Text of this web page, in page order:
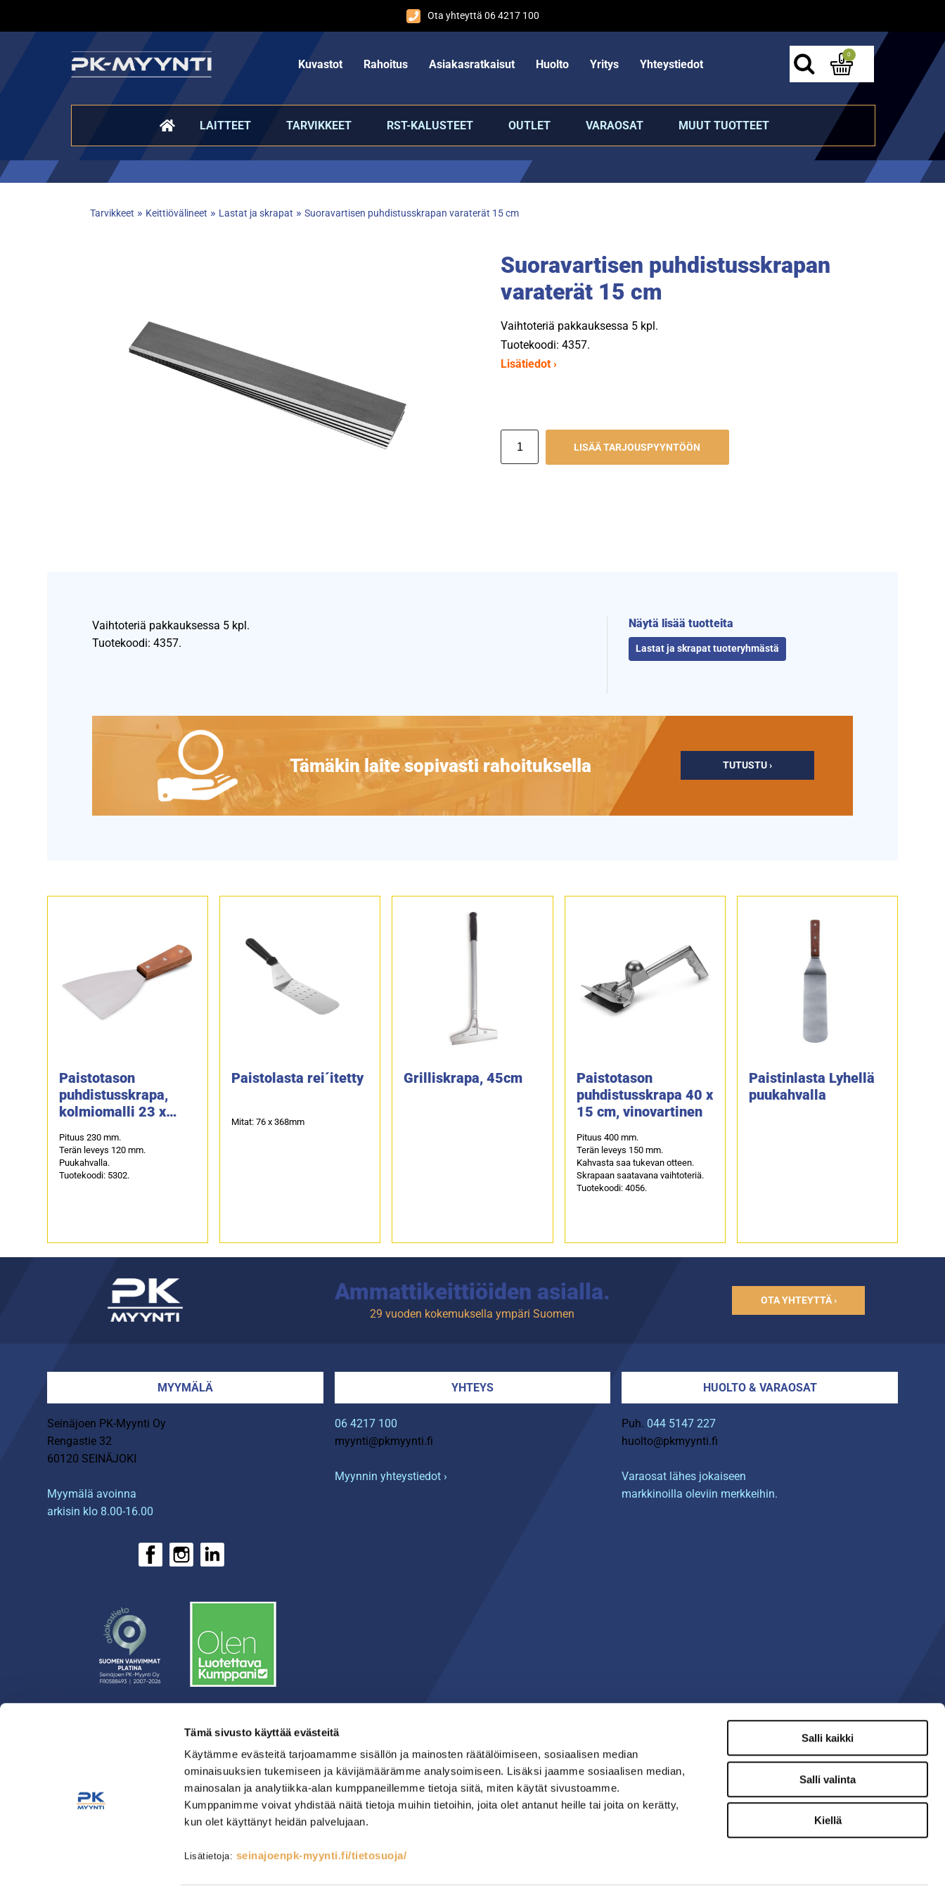
Tämä sivusto käyttää evästeitä
Käytämme evästeitä tarjoamamme sisällön ja mainosten räätälöimiseen, sosiaalisen median
ominaisuuksien tukemiseen ja kävijämäärämme analysoimiseen. Lisäksi jaamme sosiaalisen median,
mainosalan ja analytiikka-alan kumppaneillemme tietoja siitä, miten käytät sivustoamme.
Kumppanimme voivat yhdistää näitä tietoja muihin tietoihin, joita olet antanut heille tai joita on kerätty,
kun olet käyttänyt heidän palvelujaan.
Lisätietoja: seinajoenpk-myynti.fi/tietosuoja/
Salli kaikki
Salli valinta
Kiellä
Ota yhteyttä 06 4217 100
Kuvastot Rahoitus Asiakasratkaisut Huolto Yritys Yhteystiedot
0
LAITTEET TARVIKKEET RST-KALUSTEET OUTLET VARAOSAT MUUT TUOTTEET
Tarvikkeet » Keittiövälineet » Lastat ja skrapat » Suoravartisen puhdistusskrapan varaterät 15 cm
Suoravartisen puhdistusskrapan
varaterät 15 cm
Vaihtoteriä pakkauksessa 5 kpl.
Tuotekoodi: 4357.
Lisätiedot ›
LISÄÄ TARJOUSPYYNTÖÖN
Vaihtoteriä pakkauksessa 5 kpl.
Tuotekoodi: 4357.
Näytä lisää tuotteita
Lastat ja skrapat tuoteryhmästä
Tämäkin laite sopivasti rahoituksella TUTUSTU ›
Paistotason
puhdistusskrapa,
kolmiomalli 23 x
Pituus 230 mm.
Terän leveys 120 mm.
Puukahvalla.
Tuotekoodi: 5302.
Paistolasta rei´itetty
Mitat: 76 x 368mm
Grilliskrapa, 45cm
Paistotason
puhdistusskrapa 40 x
15 cm, vinovartinen
Pituus 400 mm.
Terän leveys 150 mm.
Kahvasta saa tukevan otteen.
Skrapaan saatavana vaihtoteriä.
Tuotekoodi: 4056.
Paistinlasta Lyhellä
puukahvalla
Ammattikeittiöiden asialla.
29 vuoden kokemuksella ympäri Suomen
OTA YHTEYTTÄ ›
MYYMÄLÄ
Seinäjoen PK-Myynti Oy
Rengastie 32
60120 SEINÄJOKI
Myymälä avoinna
arkisin klo 8.00-16.00
YHTEYS
06 4217 100
myynti@pkmyynti.fi
Myynnin yhteystiedot ›
HUOLTO & VARAOSAT
Puh. 044 5147 227
huolto@pkmyynti.fi
Varaosat lähes jokaiseen
markkinoilla oleviin merkkeihin.
› Yritys
› Yhteystiedot
Tarvikkeet RST-kalusteet